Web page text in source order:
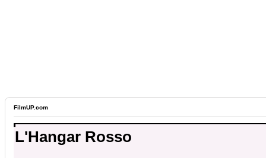
FilmUP.com
L'Hangar Rosso